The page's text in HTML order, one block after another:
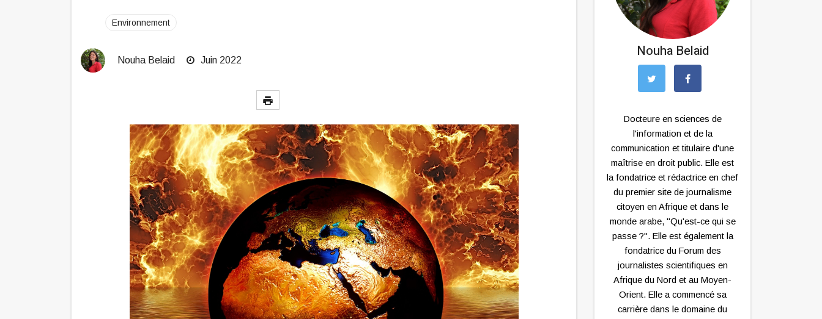
Environnement
Nouha Belaid Juin 2022
Nouha Belaid
Docteure en sciences de
l'information et de la
communication et titulaire d'une
maîtrise en droit public. Elle est
la fondatrice et rédactrice en chef
du premier site de journalisme
citoyen en Afrique et dans le
monde arabe, "Qu'est-ce qui se
passe ?". Elle est également la
fondatrice du Forum des
journalistes scientifiques en
Afrique du Nord et au Moyen-
Orient. Elle a commencé sa
carrière dans le domaine du